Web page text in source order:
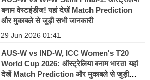
बनाम वेस्टइंडीज! यहां देखें Match Prediction
और मुकाबले से जुड़ी सभी जानकारी
29 Jun 2026 01:41
AUS-W vs IND-W, ICC Women's T20
World Cup 2026: ऑस्ट्रेलिया बनाम भारत! यहां
देखें Match Prediction और मुकाबले से जुड़ी